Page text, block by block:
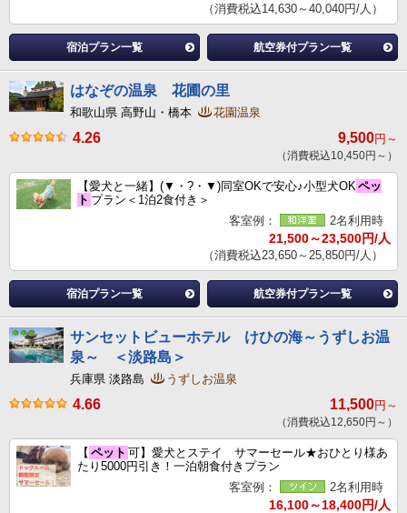
（消費税込14,630～40,040円/人）
宿泊プラン一覧 航空券付プラン一覧
はなぞの温泉 花圃の里
和歌山県 高野山・橋本 花園温泉
4.26 9,500円～
（消費税込10,450円～）
【愛犬と一緒】(▼・?・▼)同室OKで安心♪小型犬OK ペッ
ト プラン＜1泊2食付き＞
客室例：
2名利用時
21,500～23,500円/人
（消費税込23,650～25,850円/人）
宿泊プラン一覧 航空券付プラン一覧
サンセットビューホテル けひの海～うずしお温
泉～ ＜淡路島＞
兵庫県 淡路島 うずしお温泉
4.66 11,500円～
（消費税込12,650円～）
【 ペット 可】愛犬とステイ サマーセール★おひとり様あ
たり5000円引き！一泊朝食付きプラン
客室例：
2名利用時
16,100～18,400円/人